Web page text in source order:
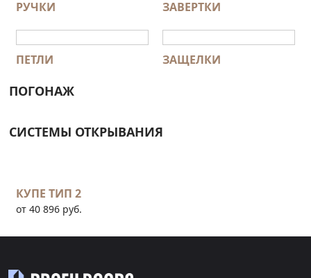
РУЧКИ ЗАВЕРТКИ
ПЕТЛИ ЗАЩЕЛКИ
ПОГОНАЖ
СИСТЕМЫ ОТКРЫВАНИЯ
КУПЕ ТИП 2
от 40 896 руб.